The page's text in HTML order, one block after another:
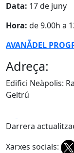
Data: 17 de juny
Hora: de 9.00h a
AVANǠDEL
Adreça:
Edifici Neàpolis:
Geltrú
Darrera
Xarxes socials: